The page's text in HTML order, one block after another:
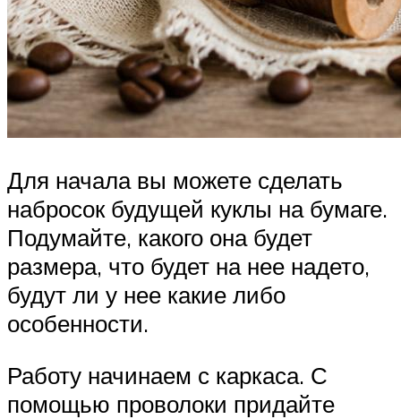
Для начала вы можете сделать
набросок будущей куклы на бумаге.
Подумайте, какого она будет
размера, что будет на нее надето,
будут ли у нее какие либо
особенности.
Работу начинаем с каркаса. С
помощью проволоки придайте